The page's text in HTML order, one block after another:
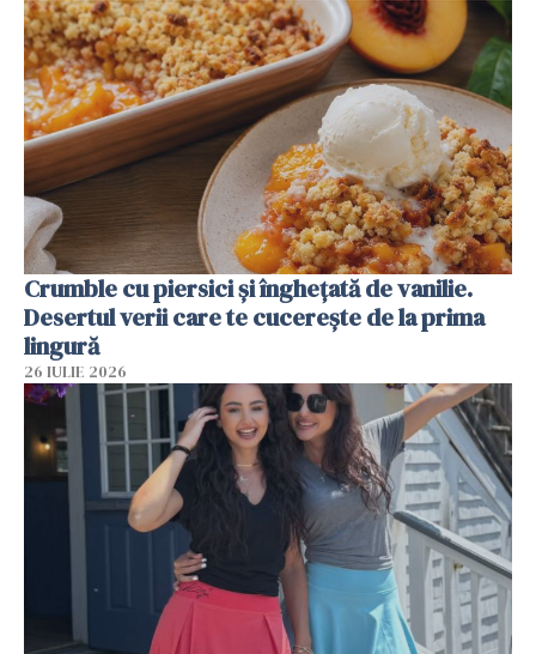
Crumble cu piersici și înghețată de vanilie.
Desertul verii care te cucerește de la prima
lingură
26 IULIE 2026